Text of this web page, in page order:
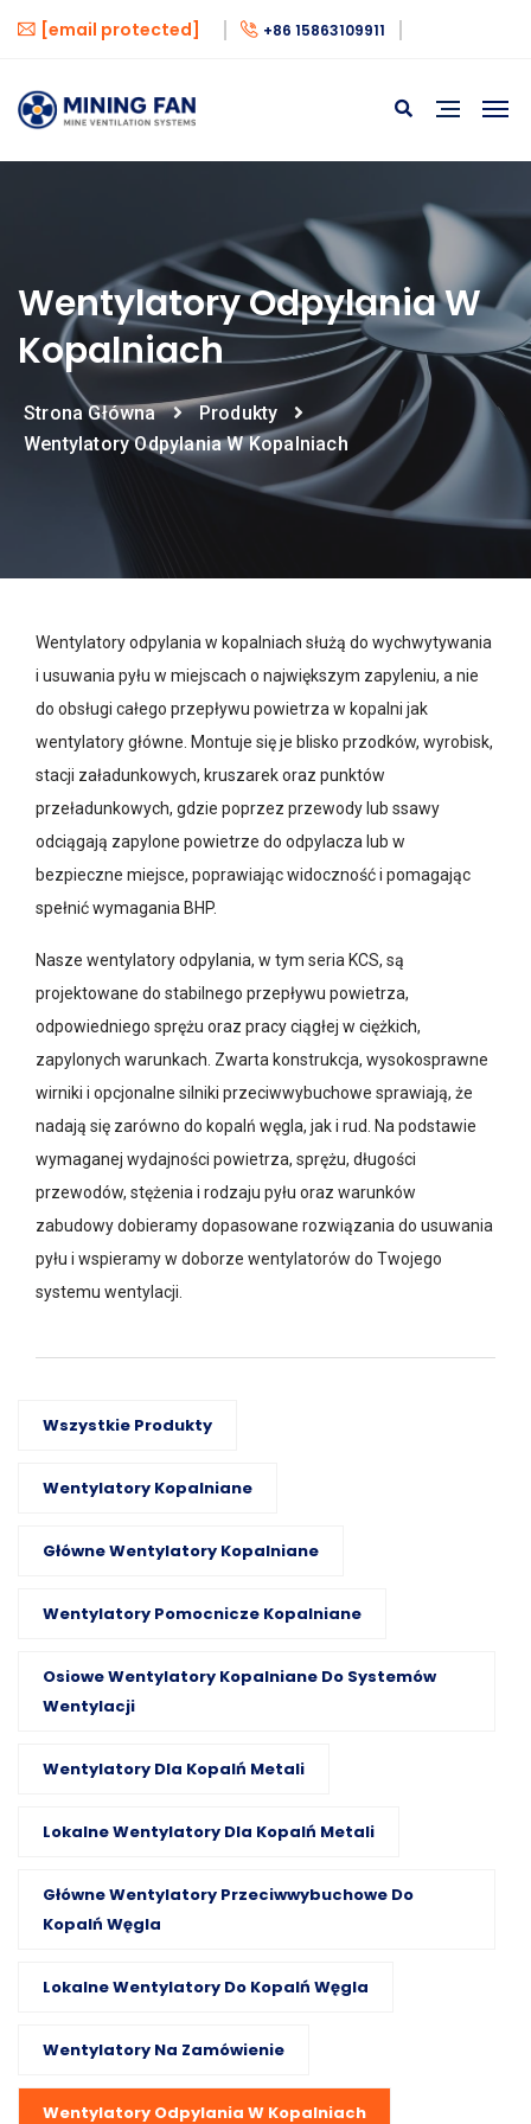
[email protected] +86 15863109911
Wentylatory Odpylania W
Kopalniach
Strona Główna
Produkty
Wentylatory Odpylania W Kopalniach
Wentylatory odpylania w kopalniach służą do wychwytywania
i usuwania pyłu w miejscach o największym zapyleniu, a nie
do obsługi całego przepływu powietrza w kopalni jak
wentylatory główne. Montuje się je blisko przodków, wyrobisk,
stacji załadunkowych, kruszarek oraz punktów
przeładunkowych, gdzie poprzez przewody lub ssawy
odciągają zapylone powietrze do odpylacza lub w
bezpieczne miejsce, poprawiając widoczność i pomagając
spełnić wymagania BHP.
Nasze wentylatory odpylania, w tym seria KCS, są
projektowane do stabilnego przepływu powietrza,
odpowiedniego sprężu oraz pracy ciągłej w ciężkich,
zapylonych warunkach. Zwarta konstrukcja, wysokosprawne
wirniki i opcjonalne silniki przeciwwybuchowe sprawiają, że
nadają się zarówno do kopalń węgla, jak i rud. Na podstawie
wymaganej wydajności powietrza, sprężu, długości
przewodów, stężenia i rodzaju pyłu oraz warunków
zabudowy dobieramy dopasowane rozwiązania do usuwania
pyłu i wspieramy w doborze wentylatorów do Twojego
systemu wentylacji.
Wszystkie Produkty
Wentylatory Kopalniane
Główne Wentylatory Kopalniane
Wentylatory Pomocnicze Kopalniane
Osiowe Wentylatory Kopalniane Do Systemów
Wentylacji
Wentylatory Dla Kopalń Metali
Lokalne Wentylatory Dla Kopalń Metali
Główne Wentylatory Przeciwwybuchowe Do
Kopalń Węgla
Lokalne Wentylatory Do Kopalń Węgla
Wentylatory Na Zamówienie
Wentylatory Odpylania W Kopalniach